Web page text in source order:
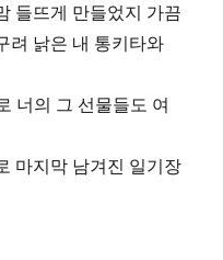
들뜨게 만들었지 가끔
려 낡은 내 통키타와
너의 그 선물들도 여
마지막 남겨진 일기장